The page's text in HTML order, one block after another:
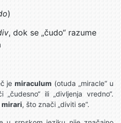
)
, dok se „čudo“ razume
jemiraculum (otuda „miracle“ u
ili „divljenja vredno“.
mirari, što znači „diviti se“.